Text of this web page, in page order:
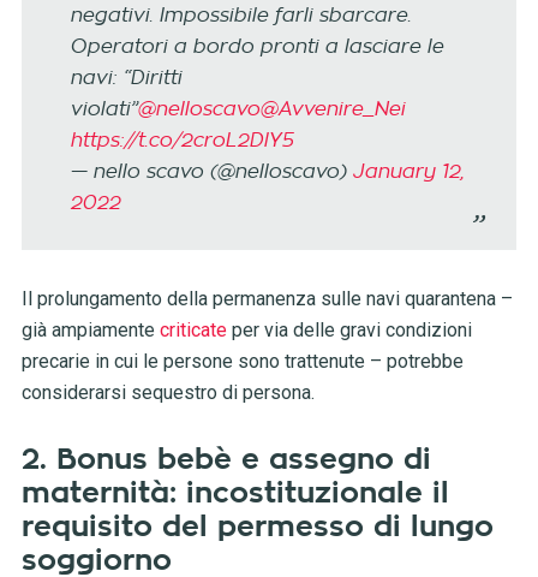
negativi. Impossibile farli sbarcare.
Operatori a bordo pronti a lasciare le
navi: “Diritti
violati”@nelloscavo@Avvenire_Nei
https://t.co/2croL2DlY5
— nello scavo (@nelloscavo) January 12,
2022
Il prolungamento della permanenza sulle navi quarantena –
già ampiamente criticate per via delle gravi condizioni
precarie in cui le persone sono trattenute – potrebbe
considerarsi sequestro di persona.
2. Bonus bebè e assegno di
maternità: incostituzionale il
requisito del permesso di lungo
soggiorno